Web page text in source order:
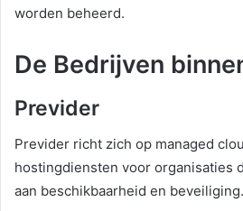
worden beheerd.
De Bedrijven
Previder
Previder richt zich op managed
hostingdiensten voor organisaties
aan beschikbaarheid en beveiliging.